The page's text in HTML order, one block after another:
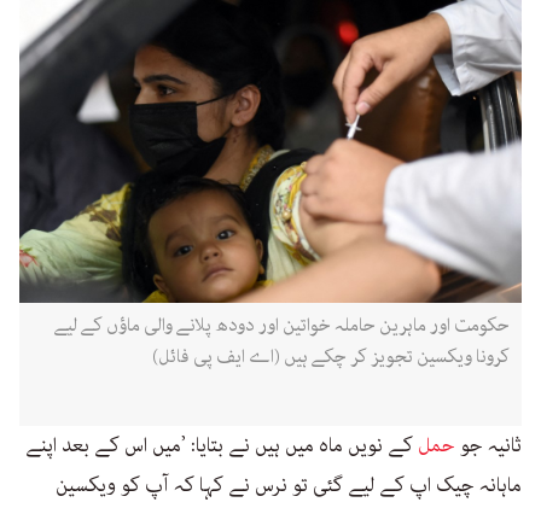
حکومت اور ماہرین حاملہ خواتین اور دودھ پلانے والی ماؤں کے لیے
کرونا ویکسین تجویز کر چکے ہیں (اے ایف پی فائل)
ثانیہ جو حملکے نویں ماہ میں ہیں نے بتایا: ’میں اس کے بعد اپنے
ماہانہ چیک اپ کے لیے گئی تو نرس نے کہا کہ آپ کو ویکسین